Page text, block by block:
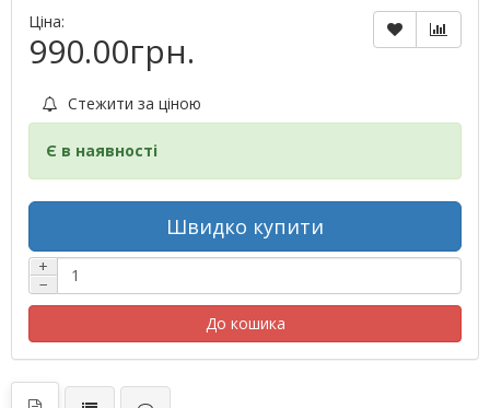
Ціна:
990.00грн.
Стежити за ціною
Є в наявності
Швидко купити
+
−
До кошика